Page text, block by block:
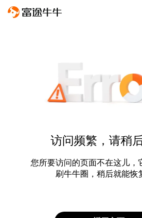
访问频繁，请稍
您所要访问的页面不在这儿，
刷牛牛圈，稍后就能恢